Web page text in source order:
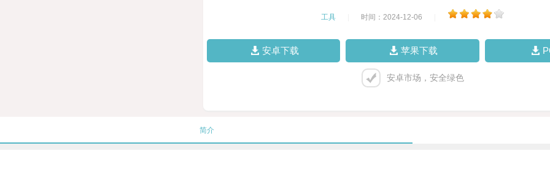
工具 时间：2024-12-06
安卓下载 苹果下载
安卓市场，安全绿色
简介